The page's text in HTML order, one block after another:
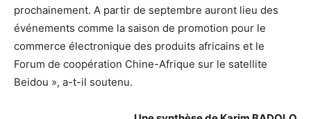
prochainement. A partir de septembre auront lieu des
événements comme la saison de promotion pour le
commerce électronique des produits africains et le
Forum de coopération Chine-Afrique sur le satellite
Beidou », a-t-il soutenu.